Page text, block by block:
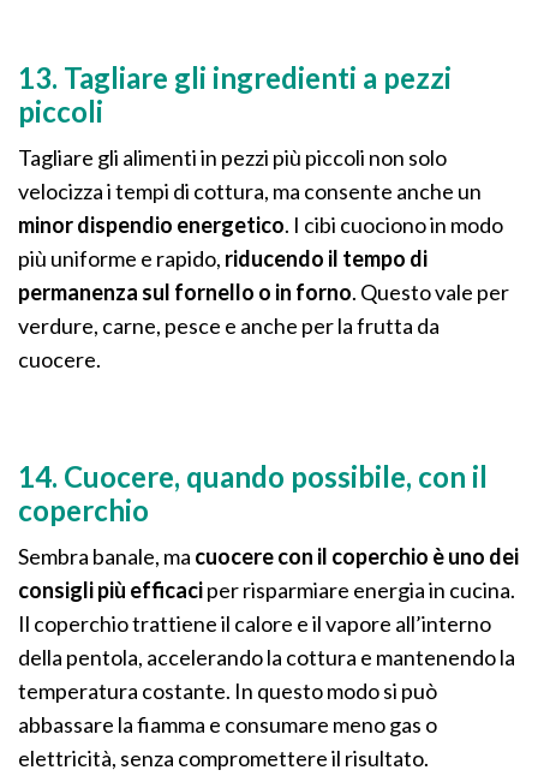
13. Tagliare gli ingredienti a pezzi
piccoli
Tagliare gli alimenti in pezzi più piccoli non solo
velocizza i tempi di cottura, ma consente anche un
minor dispendio energetico. I cibi cuociono in modo
più uniforme e rapido, riducendo il tempo di
permanenza sul fornello o in forno. Questo vale per
verdure, carne, pesce e anche per la frutta da
cuocere.
14. Cuocere, quando possibile, con il
coperchio
Sembra banale, ma cuocere con il coperchio è uno dei
consigli più efficaciper risparmiare energia in cucina.
Il coperchio trattiene il calore e il vapore all’interno
della pentola, accelerando la cottura e mantenendo la
temperatura costante. In questo modo si può
abbassare la fiamma e consumare meno gas o
elettricità, senza compromettere il risultato.